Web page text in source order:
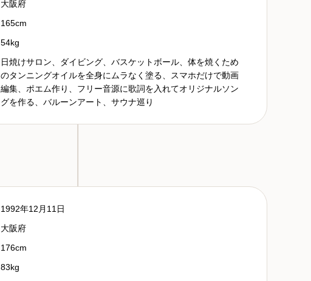
大阪府
165cm
54kg
日焼けサロン、ダイビング、バスケットボール、体を焼くため
のタンニングオイルを全身にムラなく塗る、スマホだけで動画
編集、ポエム作り、フリー音源に歌詞を入れてオリジナルソン
グを作る、バルーンアート、サウナ巡り
1992年12月11日
大阪府
176cm
83kg